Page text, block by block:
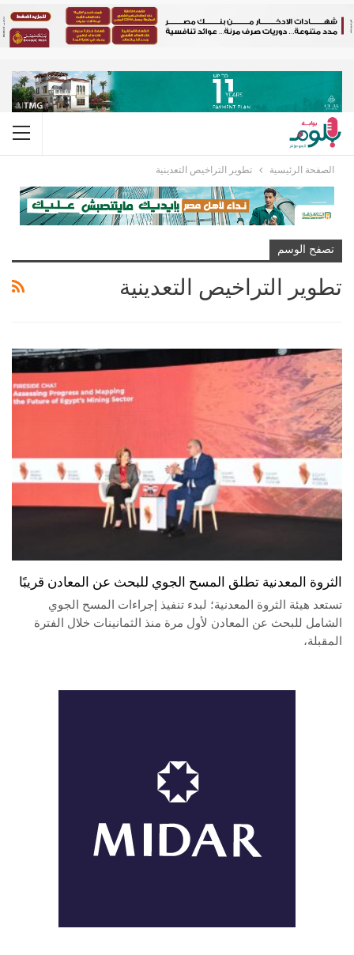
الصفحة الرئيسية تطوير التراخيص التعدينية
تصفح الوسم
تطوير التراخيص التعدينية
الثروة المعدنية تطلق المسح الجوي للبحث عن المعادن قريبًا
تستعد هيئة الثروة المعدنية؛ لبدء تنفيذ إجراءات المسح الجوي
الشامل للبحث عن المعادن لأول مرة منذ الثمانينات خلال الفترة
المقبلة،